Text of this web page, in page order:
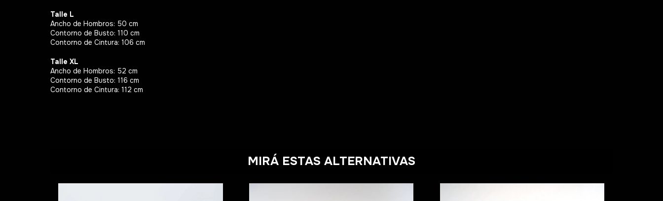
Talle L
Ancho de Hombros: 50 cm
Contorno de Busto: 110 cm
Contorno de Cintura: 106 cm
Talle XL
Ancho de Hombros: 52 cm
Contorno de Busto: 116 cm
Contorno de Cintura: 112 cm
MIRÁ ESTAS ALTERNATIVAS